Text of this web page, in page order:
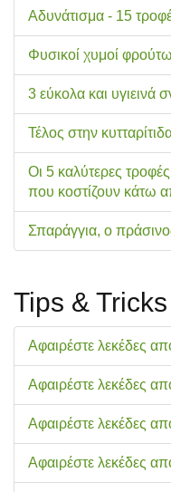
Αδυνάτισμα - 15
Φυσικοί χυμοί
3 εύκολα και υγιεινά
Τέλος στην
Οι 5 καλύτερες
που κοστίζουν κάτω
Σπαράγγια, ο
Tips & Tricks
Αφαιρέστε λεκέδες
Αφαιρέστε λεκέδες
Αφαιρέστε λεκέδες
Αφαιρέστε λεκέδες